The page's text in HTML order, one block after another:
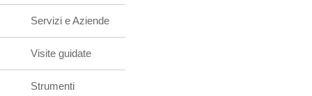
Servizi e Aziende
Visite guidate
Strumenti